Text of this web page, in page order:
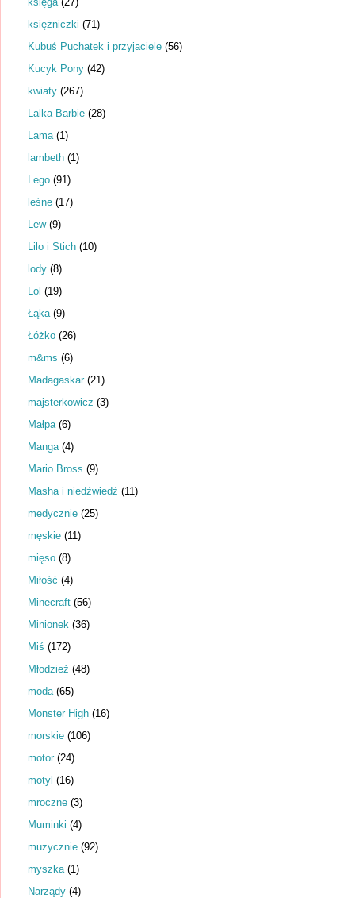
księżniczki (71)
Kubuś Puchatek i przyjaciele (56)
Kucyk Pony (42)
kwiaty (267)
Lalka Barbie (28)
Lama (1)
lambeth (1)
Lego (91)
leśne (17)
Lew (9)
Lilo i Stich (10)
lody (8)
Lol (19)
Łąka (9)
Łóżko (26)
m&ms (6)
Madagaskar (21)
majsterkowicz (3)
Małpa (6)
Manga (4)
Mario Bross (9)
Masha i niedźwiedź (11)
medycznie (25)
męskie (11)
mięso (8)
Miłość (4)
Minecraft (56)
Minionek (36)
Miś (172)
Młodzież (48)
moda (65)
Monster High (16)
morskie (106)
motor (24)
motyl (16)
mroczne (3)
Muminki (4)
muzycznie (92)
myszka (1)
Narządy (4)